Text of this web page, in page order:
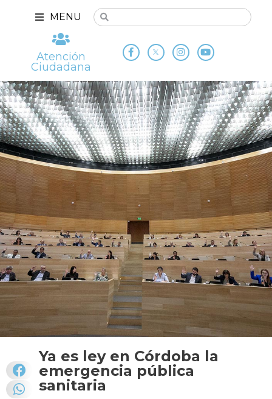
MENU
Atención
Ciudadana
Ya es ley en Córdoba la
emergencia pública
sanitaria